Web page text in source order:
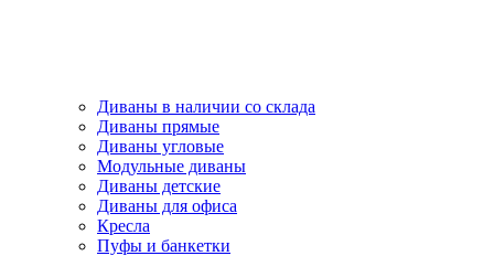
Диваны в наличии со склада
Диваны прямые
Диваны угловые
Модульные диваны
Диваны детские
Диваны для офиса
Кресла
Пуфы и банкетки